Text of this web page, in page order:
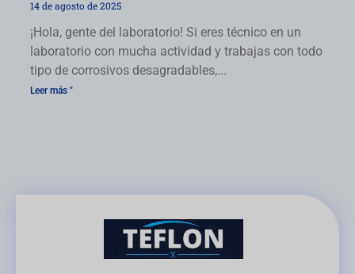
14 de agosto de 2025
¡Hola, gente del laboratorio! Si eres técnico en un
laboratorio con mucha actividad y trabajas con todo
tipo de corrosivos desagradables,...
Leer más "